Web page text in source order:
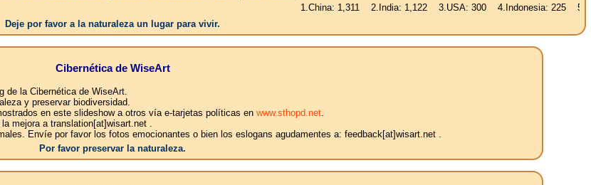
1.China: 1,311 2.India: 1,122 3.USA: 300 4.Indonesia: 225 5.Brasil:
Deje por favor a la naturaleza un lugar para vivir.
Cibernética de WiseArt
de la Cibernética de WiseArt.
y preservar biodiversidad.
en este slideshow a otros vía e-tarjetas políticas en www.sthopd.net.
mejora a translation[at]wisart.net .
Envíe por favor los fotos emocionantes o bien los eslogans agudamentes a: feedback[at]wisart.net .
Por favor preservar la naturaleza.